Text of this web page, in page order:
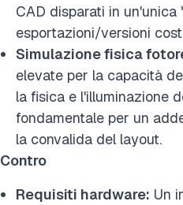
CAD disparati in
esportazioni/versioni
Simulazione fisica
elevate per la capacità
la fisica e l'illuminazione
fondamentale per un
la convalida del layout.
Contro
Requisiti hardware: Un